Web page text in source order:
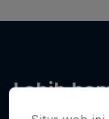
Lebih